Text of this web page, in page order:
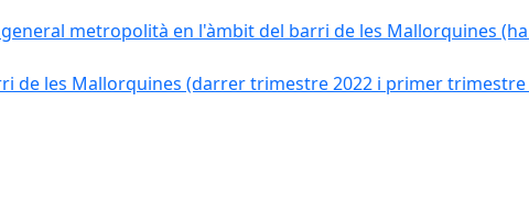
metropolità en l'àmbit del barri de les Mallorquines
de les Mallorquines (darrer trimestre 2022 i primer trimestre